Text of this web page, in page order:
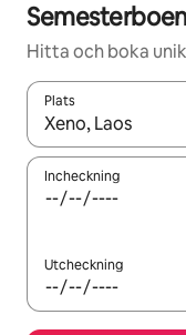
Hitta och boka
Plats
När resultaten är
Incheckning
Utcheckning